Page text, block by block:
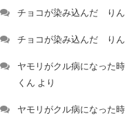
チョコが染み込んだ り
チョコが染み込んだ り
ヤモリがクル病になった
くん より
ヤモリがクル病になった